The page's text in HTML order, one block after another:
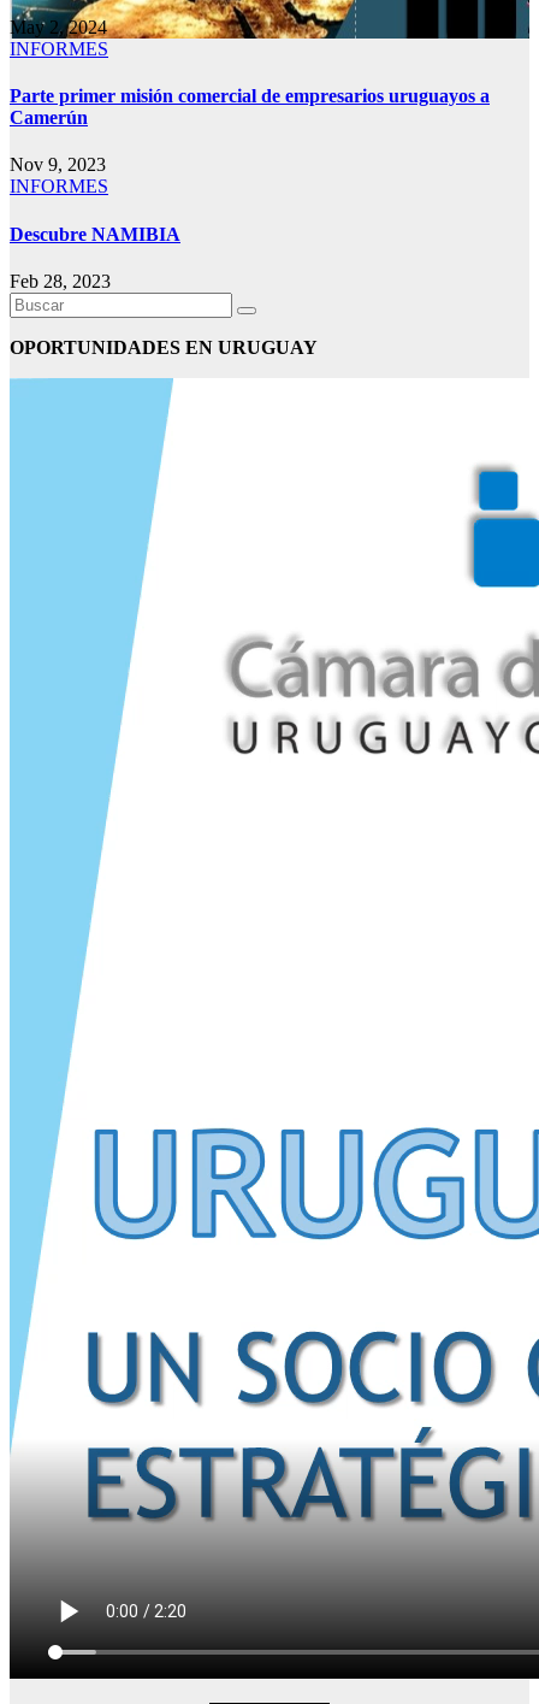
May 2, 2024
INFORMES
Parte primer misión comercial de empresarios uruguayos a
Camerún
Nov 9, 2023
INFORMES
Descubre NAMIBIA
Feb 28, 2023
OPORTUNIDADES EN URUGUAY